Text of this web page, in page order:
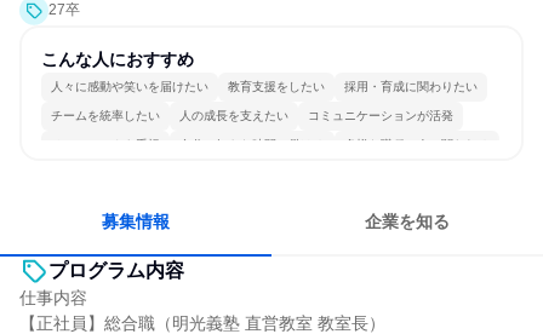
27卒
こんな人におすすめ
人々に感動や笑いを届けたい 教育支援をしたい 採用・育成に関わりたい
チームを統率したい 人の成長を支えたい コミュニケーションが活発
チームワークを重視 自分の好きな時間で働ける 多様な職種の人と関われる
募集情報 企業を知る
プログラム内容
仕事内容
【正社員】総合職（明光義塾 直営教室 教室長）